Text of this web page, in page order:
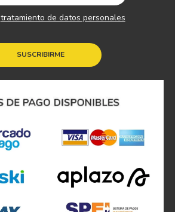
SUSCRIBIRME
tratamiento de datos personales